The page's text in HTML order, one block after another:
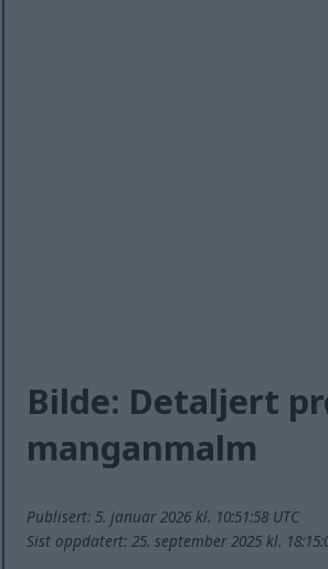
Bilde: Detaljert
manganmalm
Publisert: 5. januar 2026 kl. 10:51:58 UTC
Sist oppdatert: 25. september 2025 kl.